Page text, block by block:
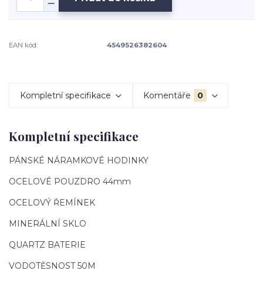
EAN kód: 4549526382604
Kompletní specifikace Komentáře 0
Kompletní specifikace
PÁNSKÉ NÁRAMKOVÉ HODINKY
OCELOVÉ POUZDRO 44mm
OCELOVÝ ŘEMÍNEK
MINERÁLNÍ SKLO
QUARTZ BATERIE
VODOTĚSNOST 50M